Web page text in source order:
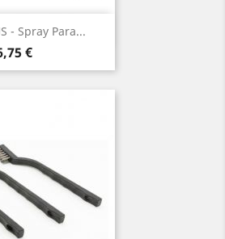
- Spray Para...
€
rápida